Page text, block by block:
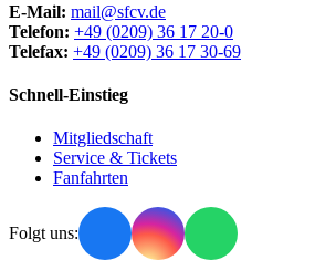
E-Mail: mail@sfcv.de
Telefon: +49 (0209) 36 17 20-0
Telefax: +49 (0209) 36 17 30-69
Schnell-Einstieg
Mitgliedschaft
Service & Tickets
Fanfahrten
Folgt uns: